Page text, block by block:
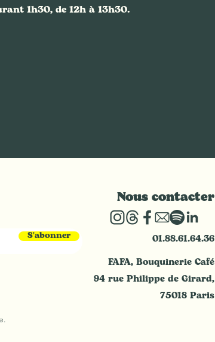
1h30, de 12h à 13h30.
Nous contacter
S'abonner 01.88.61.64.36
FAFA, Bouquinerie Café
94 rue Philippe de Girard,
75018 Paris